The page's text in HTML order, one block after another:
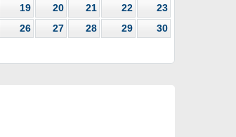
19 20 21 22
23
26 27 28 29
30